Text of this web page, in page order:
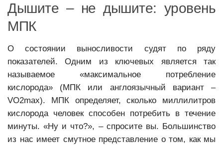
Дышите – не дышите: уровень
МПК
О состоянии выносливости судят по ряду
показателей. Одним из ключевых является так
называемое «максимальное потребление
кислорода» (МПК или англоязычный вариант –
VO2max). МПК определяет, сколько миллилитров
кислорода человек способен потребить в течение
минуты. «Ну и что?», – спросите вы. Большинство
из нас имеет смутное представление о том, как мы